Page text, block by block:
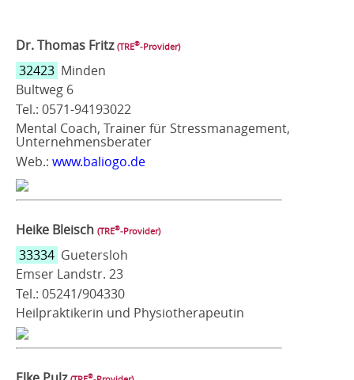
Dr. Thomas Fritz (TRE®‑Provider)
32423 Minden
Bultweg 6
Tel.: 0571-94193022
Mental Coach, Trainer für Stressmanagement,
Unternehmensberater
Web.: www.baliogo.de
Heike Bleisch (TRE®‑Provider)
33334 Guetersloh
Emser Landstr. 23
Tel.: 05241/904330
Heilpraktikerin und Physiotherapeutin
®